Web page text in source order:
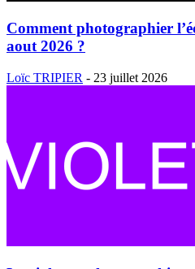
Comment photographier
aout 2026 ?
Loïc TRIPIER - 23 juillet 2026